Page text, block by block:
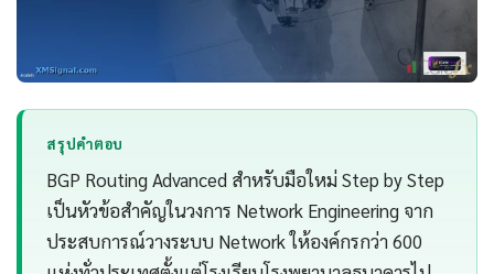
สรุปคำตอบ
BGP Routing Advanced สำหรับมือใหม่ Step by Step
เป็นหัวข้อสำคัญในวงการ Network Engineering จาก
ประสบการณ์วางระบบ Network ให้องค์กรกว่า 600